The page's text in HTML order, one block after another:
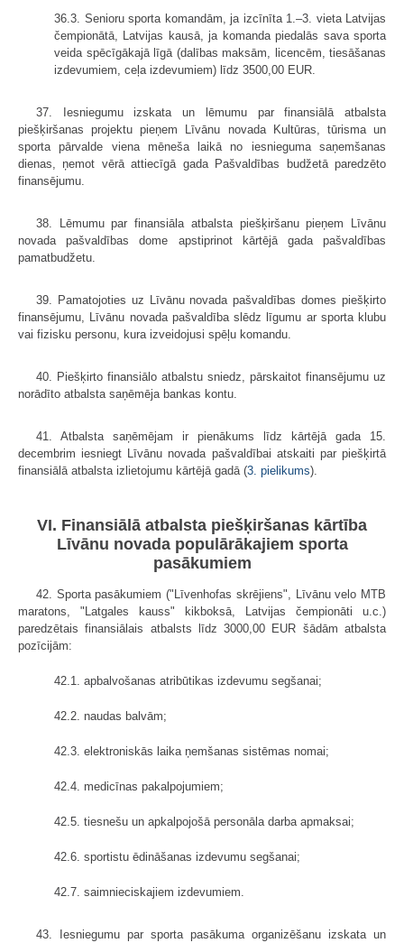
36.3. Senioru sporta komandām, ja izcīnīta 1.–3. vieta Latvijas
čempionātā, Latvijas kausā, ja komanda piedalās sava sporta
veida spēcīgākajā līgā (dalības maksām, licencēm, tiesāšanas
izdevumiem, ceļa izdevumiem) līdz 3500,00 EUR.
37. Iesniegumu izskata un lēmumu par finansiālā atbalsta
piešķiršanas projektu pieņem Līvānu novada Kultūras, tūrisma un
sporta pārvalde viena mēneša laikā no iesnieguma saņemšanas
dienas, ņemot vērā attiecīgā gada Pašvaldības budžetā paredzēto
finansējumu.
38. Lēmumu par finansiāla atbalsta piešķiršanu pieņem Līvānu
novada pašvaldības dome apstiprinot kārtējā gada pašvaldības
pamatbudžetu.
39. Pamatojoties uz Līvānu novada pašvaldības domes piešķirto
finansējumu, Līvānu novada pašvaldība slēdz līgumu ar sporta klubu
vai fizisku personu, kura izveidojusi spēļu komandu.
40. Piešķirto finansiālo atbalstu sniedz, pārskaitot finansējumu uz
norādīto atbalsta saņēmēja bankas kontu.
41. Atbalsta saņēmējam ir pienākums līdz kārtējā gada 15.
decembrim iesniegt Līvānu novada pašvaldībai atskaiti par piešķirtā
finansiālā atbalsta izlietojumu kārtējā gadā (3. pielikums).
VI. Finansiālā atbalsta piešķiršanas kārtība
Līvānu novada populārākajiem sporta
pasākumiem
42. Sporta pasākumiem ("Līvenhofas skrējiens", Līvānu velo MTB
maratons, "Latgales kauss" kikboksā, Latvijas čempionāti u.c.)
paredzētais finansiālais atbalsts līdz 3000,00 EUR šādām atbalsta
pozīcijām:
42.1. apbalvošanas atribūtikas izdevumu segšanai;
42.2. naudas balvām;
42.3. elektroniskās laika ņemšanas sistēmas nomai;
42.4. medicīnas pakalpojumiem;
42.5. tiesnešu un apkalpojošā personāla darba apmaksai;
42.6. sportistu ēdināšanas izdevumu segšanai;
42.7. saimnieciskajiem izdevumiem.
43. Iesniegumu par sporta pasākuma organizēšanu izskata un